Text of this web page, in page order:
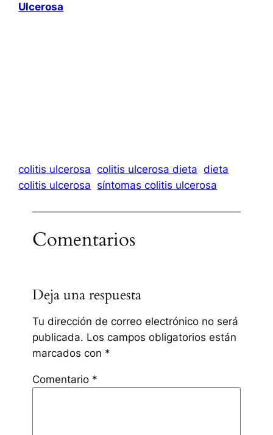
Ulcerosa
colitis ulcerosa colitis ulcerosa dieta dieta
colitis ulcerosa síntomas colitis ulcerosa
Comentarios
Deja una respuesta
Tu dirección de correo electrónico no será
publicada. Los campos obligatorios están
marcados con *
Comentario *